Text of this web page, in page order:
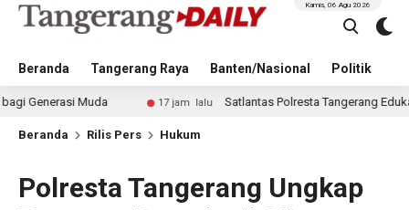
Beranda Tangerang Raya Banten/Nasional Politik
Kamis, 06 Agu 2026
Muda 17 jam lalu Satlantas Polresta Tangerang Edukasi
Beranda Rilis Pers Hukum
Polresta Tangerang Ungkap